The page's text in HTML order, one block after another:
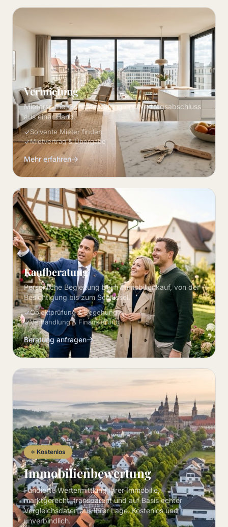
Vermietung
Mietersuche, Bonitätsprüfung und Vertragsabschluss
aus einer Hand.
Solvente Mieter finden
Mietvertrag & Übergabe
Mehr erfahren
Kaufberatung
Persönliche Begleitung beim Immobilienkauf, von der
Besichtigung bis zum Schlüssel.
Objektprüfung & Begehung
Verhandlung & Finanzierung
Beratung anfragen
Kostenlos
Immobilienbewertung
Fundierte Wertermittlung Ihrer Immobilie,
marktgerecht, transparent und auf Basis echter
Vergleichsdaten aus Ihrer Lage. Kostenlos und
unverbindlich.